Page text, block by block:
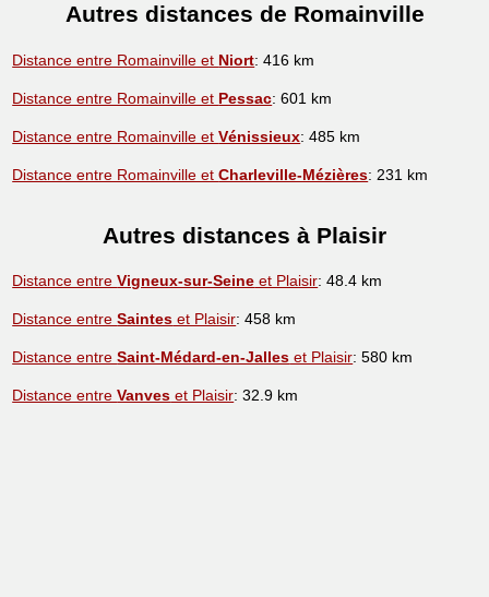
Autres distances de Romainville
Distance entre Romainville et Niort: 416 km
Distance entre Romainville et Pessac: 601 km
Distance entre Romainville etVénissieux: 485 km
Distance entre Romainville etCharleville-Mézières: 231 km
Autres distances à Plaisir
Distance entreVigneux-sur-Seine et Plaisir: 48.4 km
Distance entreSaintes et Plaisir: 458 km
Distance entreSaint-Médard-en-Jalles et Plaisir: 580 km
Distance entreVanves et Plaisir: 32.9 km